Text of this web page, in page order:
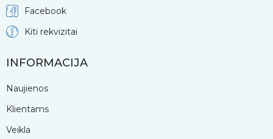
Facebook
Kiti rekvizitai
INFORMACIJA
Naujienos
Klientams
Veikla